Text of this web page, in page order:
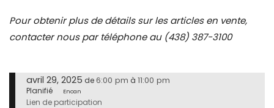
Pour obtenir plus de détails sur les articles en vente,
contacter nous par téléphone au (438) 387-3100
avril 29, 2025 de6:00 pm à 11:00 pm
Planifié Encan
Lien de participation